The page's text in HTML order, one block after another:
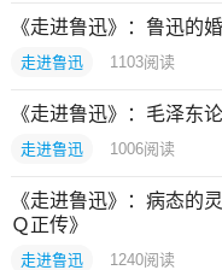
《走进鲁迅》：鲁迅的
走进鲁迅 1103阅读
《走进鲁迅》：毛泽东
走进鲁迅 1006阅读
《走进鲁迅》：病态
Ｑ正传》
走进鲁迅 1240阅读